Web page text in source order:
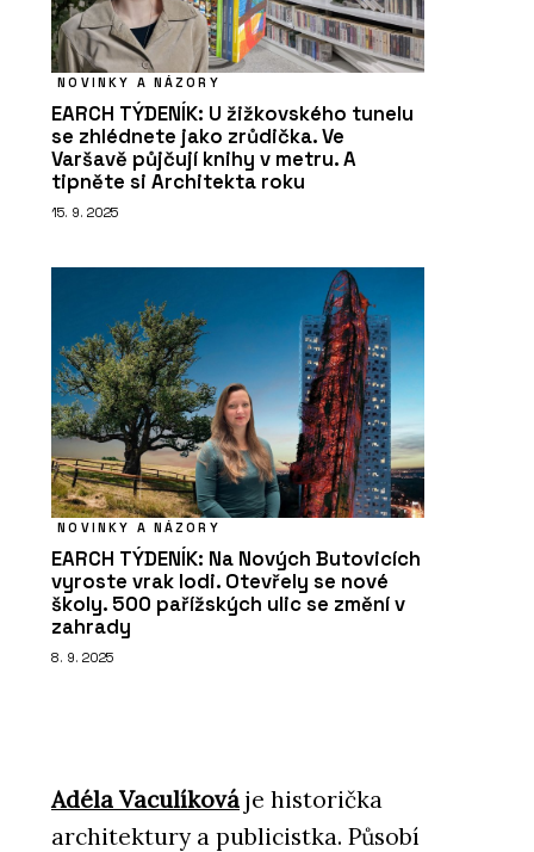
NOVINKY A NÁZORY
EARCH TÝDENÍK: U žižkovského tunelu
se zhlédnete jako zrůdička. Ve
Varšavě půjčují knihy v metru. A
tipněte si Architekta roku
15. 9. 2025
NOVINKY A NÁZORY
EARCH TÝDENÍK: Na Nových Butovicích
vyroste vrak lodi. Otevřely se nové
školy. 500 pařížských ulic se změní v
zahrady
8. 9. 2025
Adéla Vaculíková je historička
architektury a publicistka. Působí